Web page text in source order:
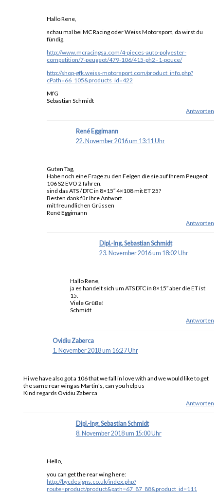
Hallo Rene,
schau mal bei MC Racing oder Weiss Motorsport, da wirst du
fündig.
http://www.mcracingsa.com/4-pieces-auto-polyester-
competition/7-peugeot/479-106/415-ph2–1-pouce/
http://shop-gfk.weiss-motorsport.com/product_info.php?
cPath=66_105&products_id=422
MfG
Sebastian Schmidt
Antworten
René Eggimann
22. November 2016 um 13:11 Uhr
Guten Tag,
Habe noch eine Frage zu den Felgen die sie auf Ihrem Peugeot
106 S2 EVO 2 fahren.
sind das ATS / DTC in 8×15″ 4×108 mit ET 25?
Besten dank für Ihre Antwort.
mit freundlichen Grüssen
René Eggimann
Antworten
Dipl.-Ing. Sebastian Schmidt
23. November 2016 um 18:02 Uhr
Hallo Rene,
ja es handelt sich um ATS DTC in 8×15″ aber die ET ist
15.
Viele Grüße!
Schmidt
Antworten
Ovidiu Zaberca
1. November 2018 um 16:27 Uhr
Hi we have also got a 106 that we fall in love with and we would like to get
the same rear wing as Martin’s, can you help us
Kind regards Ovidiu Zaberca
Antworten
Dipl.-Ing. Sebastian Schmidt
8. November 2018 um 15:00 Uhr
Hello,
you can get the rear wing here:
http://bycdesigns.co.uk/index.php?
route=product/product&path=67_87_88&product_id=111